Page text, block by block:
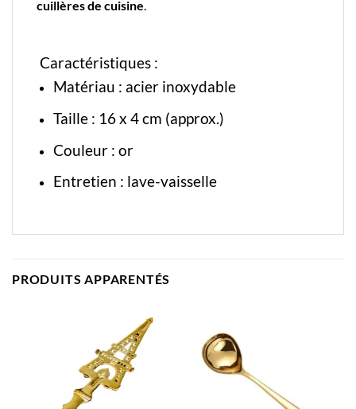
cuillères de cuisine
Caractéristiques :
Matériau : acier inoxydable
Taille : 16 x 4 cm (approx.)
Couleur : or
Entretien : lave-vaisselle
PRODUITS APPARENTÉS